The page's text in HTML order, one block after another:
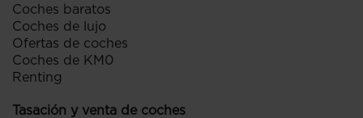
Coches baratos
Coches de lujo
Ofertas de coches
Coches de KM0
Renting
Tasación y venta de coches